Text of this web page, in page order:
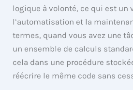
logique à volonté, ce qui est un
l’automatisation et la
termes, quand vous avez une
un ensemble de calculs
cela dans une procédure
réécrire le même code sans